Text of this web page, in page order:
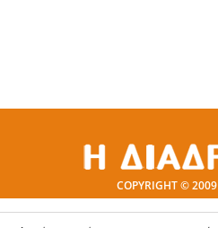
COPYRIGHT © 2009